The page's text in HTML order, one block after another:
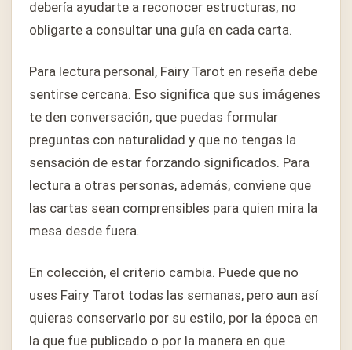
debería ayudarte a reconocer estructuras, no
obligarte a consultar una guía en cada carta.
Para lectura personal, Fairy Tarot en reseña debe
sentirse cercana. Eso significa que sus imágenes
te den conversación, que puedas formular
preguntas con naturalidad y que no tengas la
sensación de estar forzando significados. Para
lectura a otras personas, además, conviene que
las cartas sean comprensibles para quien mira la
mesa desde fuera.
En colección, el criterio cambia. Puede que no
uses Fairy Tarot todas las semanas, pero aun así
quieras conservarlo por su estilo, por la época en
la que fue publicado o por la manera en que